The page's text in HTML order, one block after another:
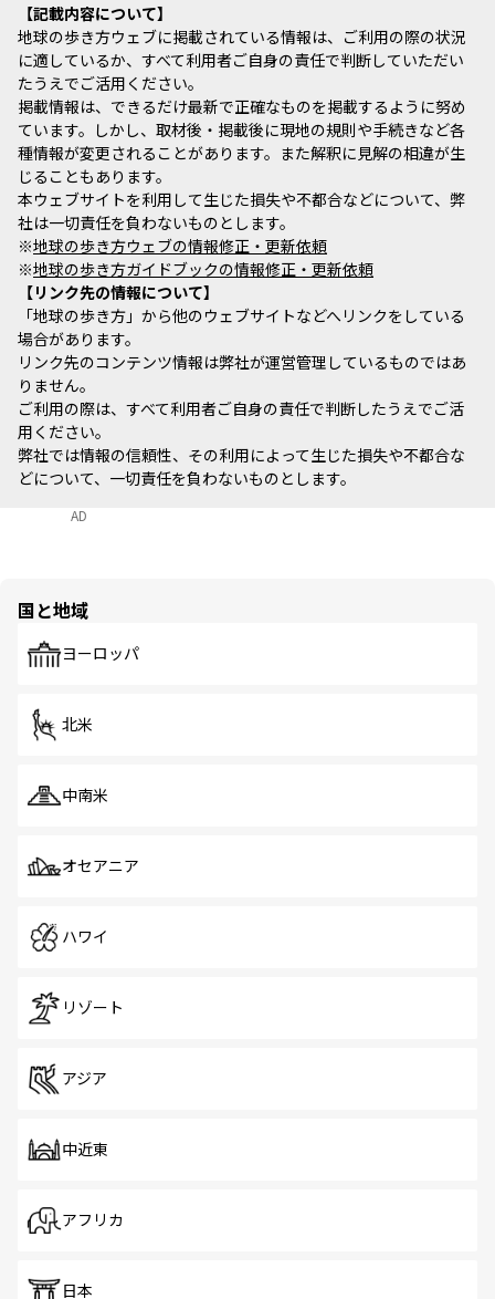
記載内容について
地球の歩き方ウェブに掲載されている情報は、ご利用の際の状況
に適しているか、すべて利用者ご自身の責任で判断していただい
たうえでご活用ください。
掲載情報は、できるだけ最新で正確なものを掲載するように努め
ています。しかし、取材後・掲載後に現地の規則や手続きなど各
種情報が変更されることがあります。また解釈に見解の相違が生
じることもあります。
本ウェブサイトを利用して生じた損失や不都合などについて、弊
社は一切責任を負わないものとします。
※地球の歩き方ウェブの情報修正・更新依頼
※地球の歩き方ガイドブックの情報修正・更新依頼
リンク先の情報について
「地球の歩き方」から他のウェブサイトなどへリンクをしている
場合があります。
リンク先のコンテンツ情報は弊社が運営管理しているものではあ
りません。
ご利用の際は、すべて利用者ご自身の責任で判断したうえでご活
用ください。
弊社では情報の信頼性、その利用によって生じた損失や不都合な
どについて、一切責任を負わないものとします。
AD
国と地域
ヨーロッパ
北米
中南米
オセアニア
ハワイ
リゾート
アジア
中近東
アフリカ
日本